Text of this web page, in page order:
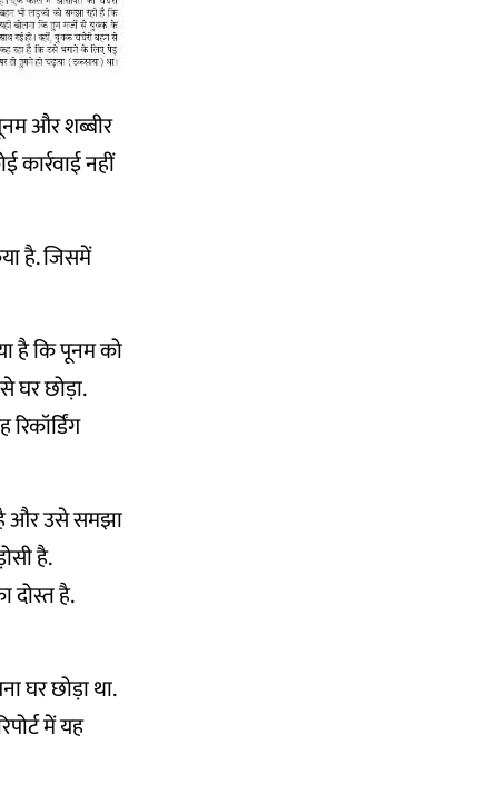
और शब्बीर
नहीं
है. जिसमें
है कि पूनम को
घर छोड़ा.
है और उसे समझा
है.
दोस्त है.
घर छोड़ा था.
में यह